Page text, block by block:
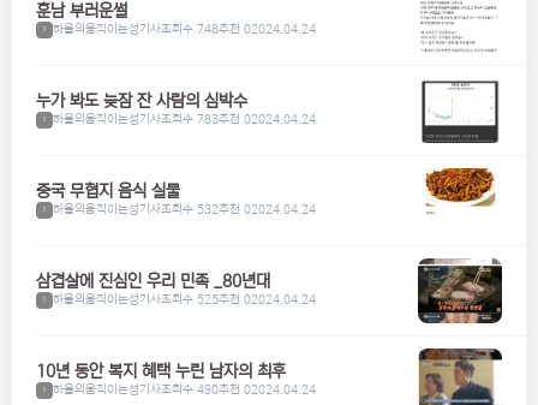
훈남 부러운썰
1 하울의움직이는성기사조회수 748추천 02024.04.24
누가 봐도 늦잠 잔 사람의 심박수
1 하울의움직이는성기사조회수 783추천 02024.04.24
중국 무협지 음식 실물
1 하울의움직이는성기사조회수 532추천 02024.04.24
삼겹살에 진심인 우리 민족 _80년대
1 하울의움직이는성기사조회수 525추천 02024.04.24
10년 동안 복지 혜택 누린 남자의 최후
1 하울의움직이는성기사조회수 490추천 02024.04.24